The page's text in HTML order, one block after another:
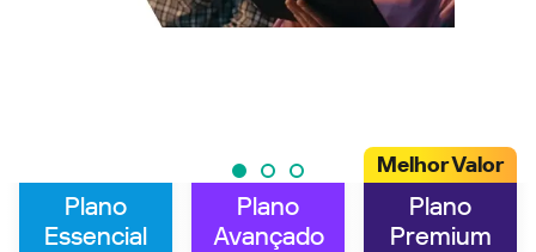
Melhor Valor
Plano
Essencial
Plano
Avançado
Plano
Premium